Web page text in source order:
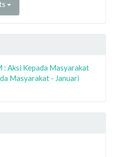
: Aksi Kepada Masyarakat
Masyarakat - Januari